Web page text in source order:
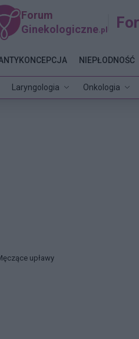
Forum
Ginekologiczne .pl
Laryngologia Onkologia
NIEPŁODNOŚĆ
upławy